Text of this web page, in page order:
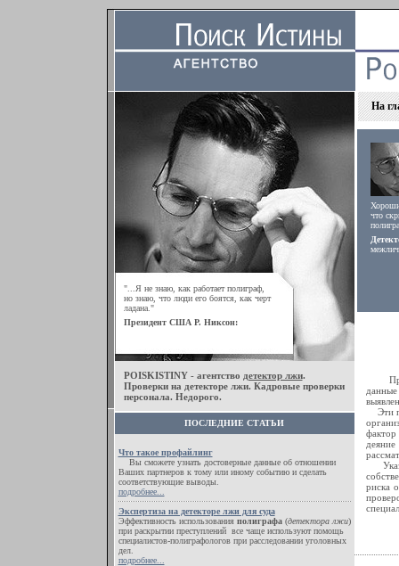
"...Я не знаю, как работает полиграф,
но знаю, что люди его боятся, как черт
ладана."
Президент США Р. Никсон:
POISKISTINY - агентство детектор лжи.
Проверки на детекторе лжи. Кадровые проверки
персонала. Недорого.
ПОСЛЕДНИЕ СТАТЬИ
Что такое профайлинг
Вы сможете узнать достоверные данные об отношении
Ваших партнеров к тому или иному событию и сделать
соответствующие выводы.
подробнее...
Экспертиза на детекторе лжи для суда
Эффективность использования полиграфа(детектора лжи)
при раскрытии преступлений все чаще используют помощь
специалистов-полиграфологов при расследовании уголовных
дел.
подробнее...
На
что
Эти
риска